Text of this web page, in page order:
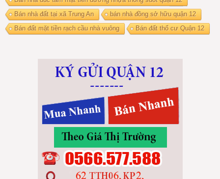
Bán nhà đất tại xã Trung An
bán nhà đồng sở hữu quận 12
Bán đất mặt tiền rạch cầu nhà vuông
Bán đất thổ cư Quận 12